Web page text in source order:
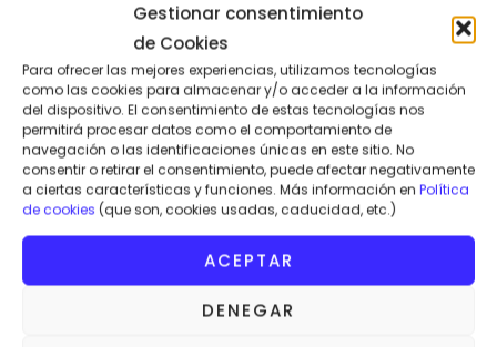
Gestionar consentimiento
de Cookies
Para ofrecer las mejores experiencias, utilizamos tecnologías
como las cookies para almacenar y/o acceder a la información
del dispositivo. El consentimiento de estas tecnologías nos
permitirá procesar datos como el comportamiento de
navegación o las identificaciones únicas en este sitio. No
consentir o retirar el consentimiento, puede afectar negativamente
a ciertas características y funciones. Más información en Política
de cookies (que son, cookies usadas, caducidad, etc.)
ACEPTAR
DENEGAR
Categorias
Moda y Complementos
Bolsas
(10)